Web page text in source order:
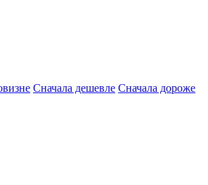
Сначала дешевле Сначала дороже